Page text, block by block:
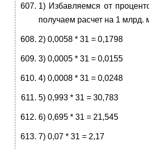
1) Избавляемся от
получаем расчет на 1 млрд.
2) 0,0058 * 31 = 0,1798
3) 0,0005 * 31 = 0,0155
4) 0,0008 * 31 = 0,0248
5) 0,993 * 31 = 30,783
6) 0,695 * 31 = 21,545
7) 0,07 * 31 = 2,17